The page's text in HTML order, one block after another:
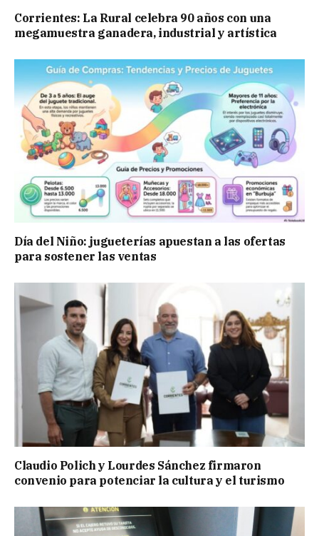
Corrientes: La Rural celebra 90 años con una
megamuestra ganadera, industrial y artística
Día del Niño: jugueterías apuestan a las ofertas
para sostener las ventas
Claudio Polich y Lourdes Sánchez firmaron
convenio para potenciar la cultura y el turismo